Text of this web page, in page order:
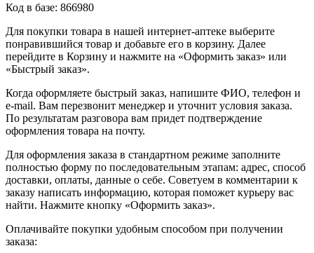
Код в базе: 866980
Для покупки товара в нашей интернет-аптеке выберите
понравившийся товар и добавьте его в корзину. Далее
перейдите в Корзину и нажмите на «Оформить заказ» или
«Быстрый заказ».
Когда оформляете быстрый заказ, напишите ФИО, телефон и
e-mail. Вам перезвонит менеджер и уточнит условия заказа.
По результатам разговора вам придет подтверждение
оформления товара на почту.
Для оформления заказа в стандартном режиме заполните
полностью форму по последовательным этапам: адрес, способ
доставки, оплаты, данные о себе. Советуем в комментарии к
заказу написать информацию, которая поможет курьеру вас
найти. Нажмите кнопку «Оформить заказ».
Оплачивайте покупки удобным способом при получении
заказа: